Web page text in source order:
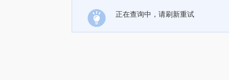
正在查询中，请刷新重试